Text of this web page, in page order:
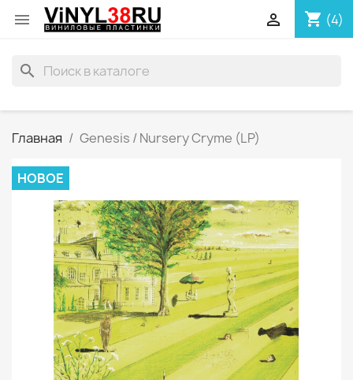
 shopping_cart (4)

search
Главная Genesis / Nursery Cryme (LP)
НОВОЕ